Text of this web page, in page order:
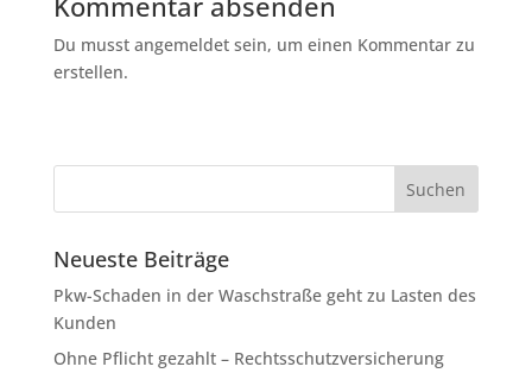
Du musst angemeldet sein, um einen Kommentar zu
erstellen.
Neueste Beiträge
Pkw-Schaden in der Waschstraße geht zu Lasten des
Kunden
Ohne Pflicht gezahlt – Rechtsschutzversicherung